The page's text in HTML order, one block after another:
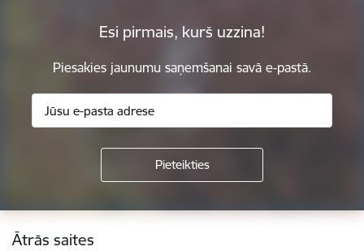
Esi pirmais, kurš uzzina!
Piesakies jaunumu saņemšanai savā e-pastā.
Kājene
Ātrās saites